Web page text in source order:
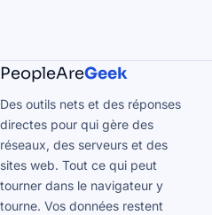
PeopleAreGeek
Des outils nets et des réponses
directes pour qui gère des
réseaux, des serveurs et des
sites web. Tout ce qui peut
tourner dans le navigateur y
tourne. Vos données restent